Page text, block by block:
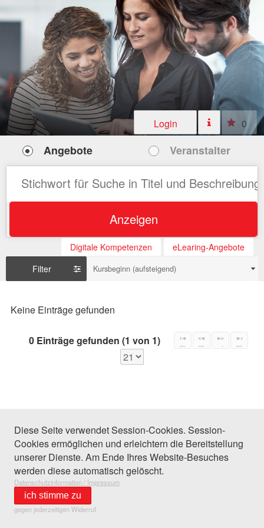
Login 0
Angebote Veranstalter
Anzeigen
Digitale Kompetenzen
eLearing-Angebote
Filter
Kursbeginn (aufsteigend)
Keine Einträge gefunden
0 Einträge gefunden (1 von 1)
Diese Seite verwendet Session-Cookies. Session-
Cookies ermöglichen und erleichtern die Bereitstellung
unserer Dienste. Am Ende Ihres Website-Besuches
werden diese automatisch gelöscht.
Datenschutzinformation / Impressum
ich stimme zu
gegen jederzeitigen Widerruf